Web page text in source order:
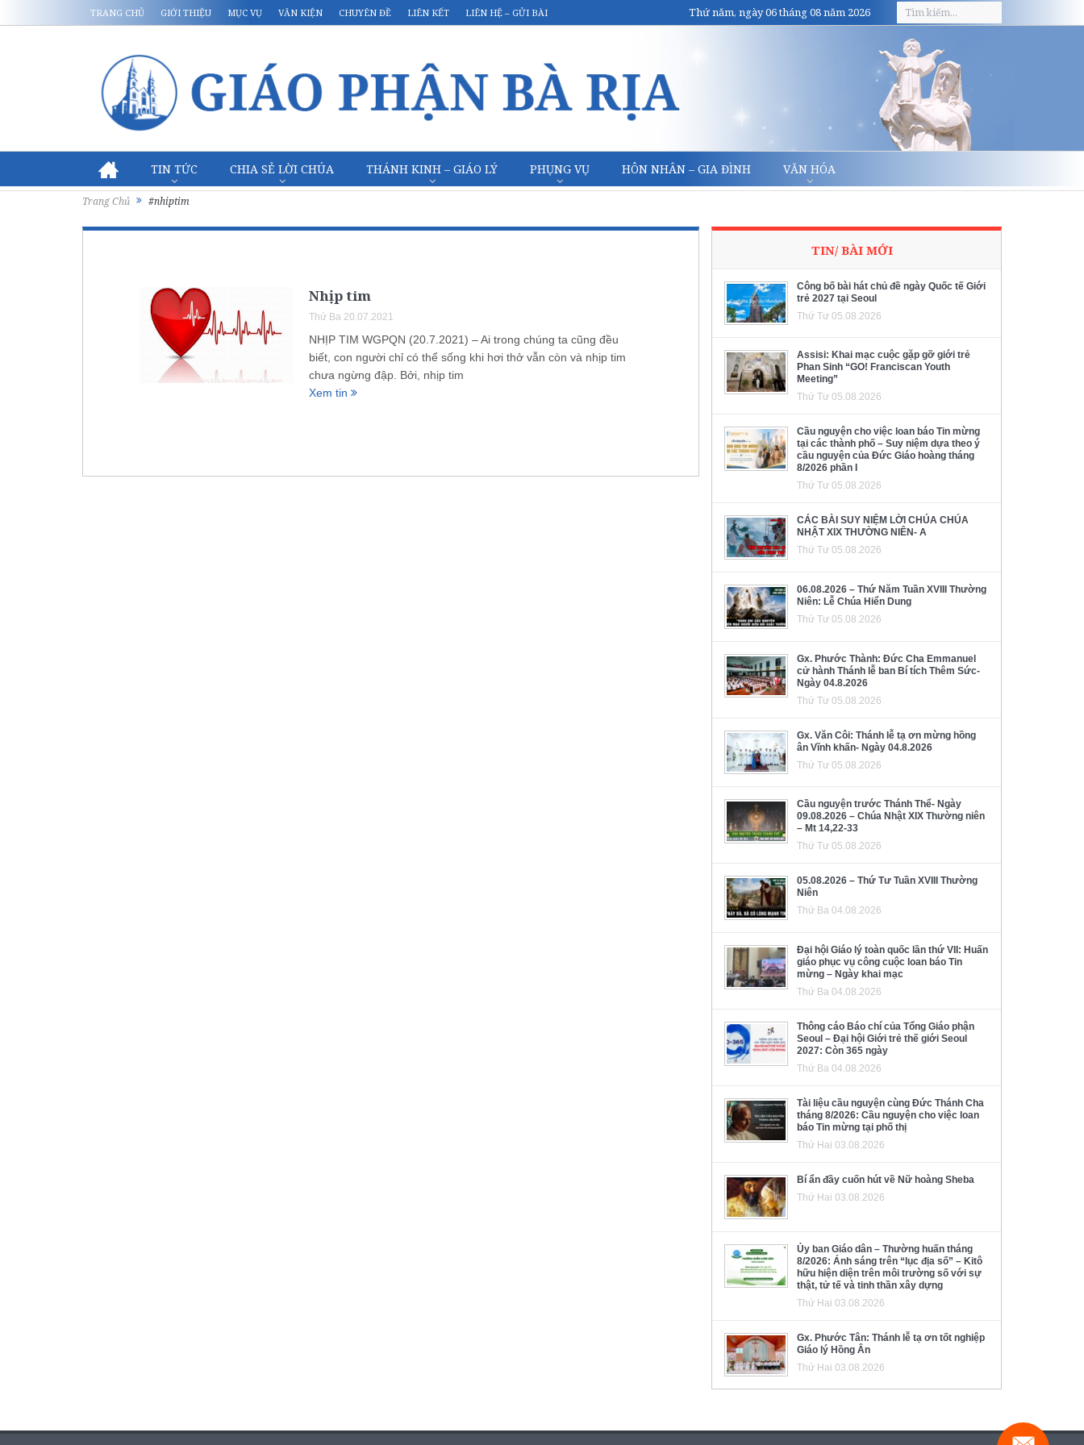
TRANG CHỦ GIỚI THIỆU MỤC VỤ VĂN KIỆN CHUYÊN ĐỀ LIÊN KẾT LIÊN HỆ – GỬI BÀI Thứ năm, ngày 06 tháng 08 năm 2026
TIN TỨC CHIA SẺ LỜI CHÚA THÁNH KINH – GIÁO LÝ PHỤNG VỤ HÔN NHÂN – GIA ĐÌNH VĂN HÓA
Trang Chủ #nhiptim
Nhịp tim
Thứ Ba 20.07.2021
NHỊP TIM WGPQN (20.7.2021) – Ai trong chúng ta cũng đều
biết, con người chỉ có thể sống khi hơi thở vẫn còn và nhịp tim
chưa ngừng đập. Bởi, nhịp tim
Xem tin
TIN/ BÀI MỚI
Công bố bài hát chủ đề ngày Quốc tế Giới
trẻ 2027 tại Seoul
Thứ Tư 05.08.2026
Assisi: Khai mạc cuộc gặp gỡ giới trẻ
Phan Sinh “GO! Franciscan Youth
Meeting”
Thứ Tư 05.08.2026
Cầu nguyện cho việc loan báo Tin mừng
tại các thành phố – Suy niệm dựa theo ý
cầu nguyện của Đức Giáo hoàng tháng
8/2026 phần I
Thứ Tư 05.08.2026
CÁC BÀI SUY NIỆM LỜI CHÚA CHÚA
NHẬT XIX THƯỜNG NIÊN- A
Thứ Tư 05.08.2026
06.08.2026 – Thứ Năm Tuần XVIII Thường
Niên: Lễ Chúa Hiển Dung
Thứ Tư 05.08.2026
Gx. Phước Thành: Đức Cha Emmanuel
cử hành Thánh lễ ban Bí tích Thêm Sức-
Ngày 04.8.2026
Thứ Tư 05.08.2026
Gx. Văn Côi: Thánh lễ tạ ơn mừng hồng
ân Vĩnh khấn- Ngày 04.8.2026
Thứ Tư 05.08.2026
Cầu nguyện trước Thánh Thể- Ngày
09.08.2026 – Chúa Nhật XIX Thường niên
– Mt 14,22-33
Thứ Tư 05.08.2026
05.08.2026 – Thứ Tư Tuần XVIII Thường
Niên
Thứ Ba 04.08.2026
Đại hội Giáo lý toàn quốc lần thứ VII: Huấn
giáo phục vụ công cuộc loan báo Tin
mừng – Ngày khai mạc
Thứ Ba 04.08.2026
Thông cáo Báo chí của Tổng Giáo phận
Seoul – Đại hội Giới trẻ thế giới Seoul
2027: Còn 365 ngày
Thứ Ba 04.08.2026
Tài liệu cầu nguyện cùng Đức Thánh Cha
tháng 8/2026: Cầu nguyện cho việc loan
báo Tin mừng tại phố thị
Thứ Hai 03.08.2026
Bí ẩn đầy cuốn hút về Nữ hoàng Sheba
Thứ Hai 03.08.2026
Ủy ban Giáo dân – Thường huấn tháng
8/2026: Ánh sáng trên “lục địa số” – Kitô
hữu hiện diện trên môi trường số với sự
thật, tử tế và tinh thần xây dựng
Thứ Hai 03.08.2026
Gx. Phước Tân: Thánh lễ tạ ơn tốt nghiệp
Giáo lý Hồng Ân
Thứ Hai 03.08.2026